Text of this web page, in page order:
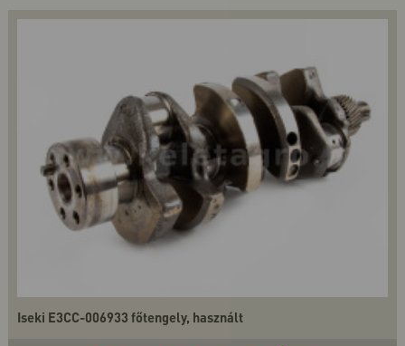
Iseki E3CC-006933 főtengely, használt